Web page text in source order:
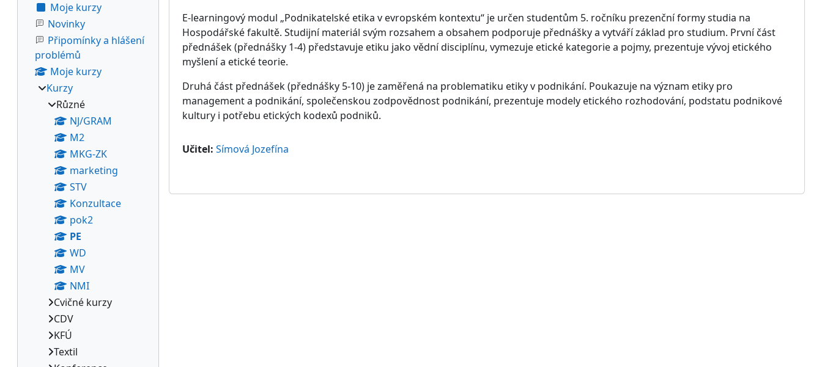
E-learningový modul „Podnikatelské etika v evropském kontextu“ je určen studentům 5. ročníku prezenční formy studia na
Hospodářské fakultě. Studijní materiál svým rozsahem a obsahem podporuje přednášky a vytváří základ pro studium. První část
přednášek (přednášky 1-4) představuje etiku jako vědní disciplínu, vymezuje etické kategorie a pojmy, prezentuje vývoj etického
myšlení a etické teorie.
Druhá část přednášek (přednášky 5-10) je zaměřená na problematiku etiky v podnikání. Poukazuje na význam etiky pro
management a podnikání, společenskou zodpovědnost podnikání, prezentuje modely etického rozhodování, podstatu podnikové
kultury i potřebu etických kodexů podniků.
Učitel: Símová Jozefína
Moje kurzy
Novinky
Připomínky a hlášení
problémů
Moje kurzy
Kurzy
Různé
NJ/GRAM
M2
MKG-ZK
marketing
STV
Konzultace
pok2
PE
WD
MV
NMI
Cvičné kurzy
CDV
KFÚ
Textil